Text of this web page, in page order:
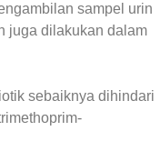
sampel urin
juga dilakukan dalam
sebaiknya dihindari